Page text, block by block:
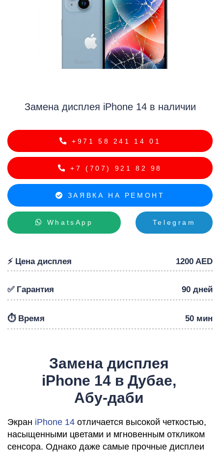
Замена дисплея iPhone 14 в наличии
+971 58 241 14 01
+7 (707) 921 82 98
ЗАЯВКА НА РЕМОНТ
WhatsApp Telegram
⚡️ Цена дисплея 1200 AED
✅ Гарантия 90 дней
⏱️ Время 50 мин
Замена дисплея
iPhone 14 в Дубае,
Абу-даби
Экран iPhone 14 отличается высокой четкостью,
насыщенными цветами и мгновенным откликом
сенсора. Однако даже самые прочные дисплеи